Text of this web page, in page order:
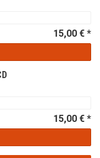
15,00 € *
15,00 € *